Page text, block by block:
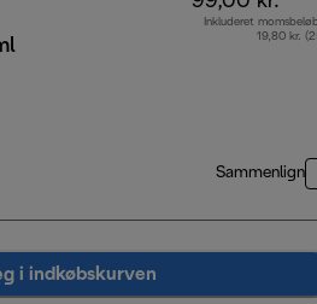
Inkluderet
19,80 kr.
Sammenlign
i indkøbskurven